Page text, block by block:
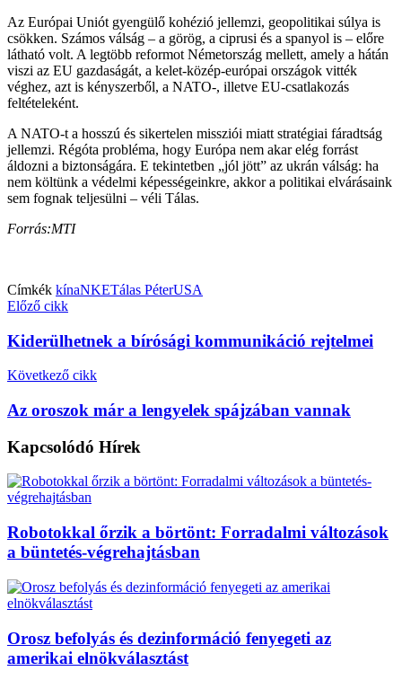
Az Európai Uniót gyengülő kohézió jellemzi, geopolitikai súlya is
csökken. Számos válság – a görög, a ciprusi és a spanyol is – előre
látható volt. A legtöbb reformot Németország mellett, amely a hátán
viszi az EU gazdaságát, a kelet-közép-európai országok vitték
véghez, azt is kényszerből, a NATO-, illetve EU-csatlakozás
feltételeként.
A NATO-t a hosszú és sikertelen missziói miatt stratégiai fáradtság
jellemzi. Régóta probléma, hogy Európa nem akar elég forrást
áldozni a biztonságára. E tekintetben „jól jött” az ukrán válság: ha
nem költünk a védelmi képességeinkre, akkor a politikai elvárásaink
sem fognak teljesülni – véli Tálas.
Forrás:MTI
Címkék kínaNKETálas PéterUSA
Előző cikk
Kiderülhetnek a bírósági kommunikáció rejtelmei
Következő cikk
Az oroszok már a lengyelek spájzában vannak
Kapcsolódó Hírek
Robotokkal őrzik a börtönt: Forradalmi változások
a büntetés-végrehajtásban
Orosz befolyás és dezinformáció fenyegeti az
amerikai elnökválasztást